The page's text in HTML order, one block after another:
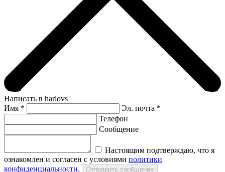
Написать в harlovs
Имя *
Эл. почта *
Телефон
Сообщение
Настоящим подтверждаю, что я
ознакомлен и согласен с условиями политики
конфиденциальности.